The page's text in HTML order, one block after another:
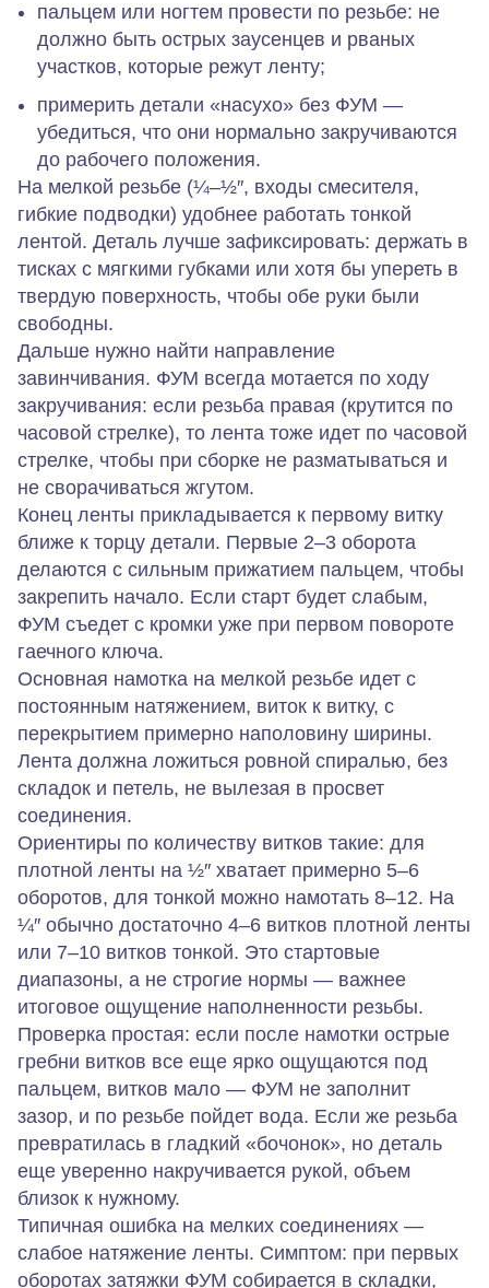
пальцем или ногтем провести по резьбе: не
должно быть острых заусенцев и рваных
участков, которые режут ленту;
примерить детали «насухо» без ФУМ —
убедиться, что они нормально закручиваются
до рабочего положения.
На мелкой резьбе (¼–½″, входы смесителя,
гибкие подводки) удобнее работать тонкой
лентой. Деталь лучше зафиксировать: держать в
тисках с мягкими губками или хотя бы упереть в
твердую поверхность, чтобы обе руки были
свободны.
Дальше нужно найти направление
завинчивания. ФУМ всегда мотается по ходу
закручивания: если резьба правая (крутится по
часовой стрелке), то лента тоже идет по часовой
стрелке, чтобы при сборке не разматываться и
не сворачиваться жгутом.
Конец ленты прикладывается к первому витку
ближе к торцу детали. Первые 2–3 оборота
делаются с сильным прижатием пальцем, чтобы
закрепить начало. Если старт будет слабым,
ФУМ съедет с кромки уже при первом повороте
гаечного ключа.
Основная намотка на мелкой резьбе идет с
постоянным натяжением, виток к витку, с
перекрытием примерно наполовину ширины.
Лента должна ложиться ровной спиралью, без
складок и петель, не вылезая в просвет
соединения.
Ориентиры по количеству витков такие: для
плотной ленты на ½″ хватает примерно 5–6
оборотов, для тонкой можно намотать 8–12. На
¼″ обычно достаточно 4–6 витков плотной ленты
или 7–10 витков тонкой. Это стартовые
диапазоны, а не строгие нормы — важнее
итоговое ощущение наполненности резьбы.
Проверка простая: если после намотки острые
гребни витков все еще ярко ощущаются под
пальцем, витков мало — ФУМ не заполнит
зазор, и по резьбе пойдет вода. Если же резьба
превратилась в гладкий «бочонок», но деталь
еще уверенно накручивается рукой, объем
близок к нужному.
Типичная ошибка на мелких соединениях —
слабое натяжение ленты. Симптом: при первых
оборотах затяжки ФУМ собирается в складки,